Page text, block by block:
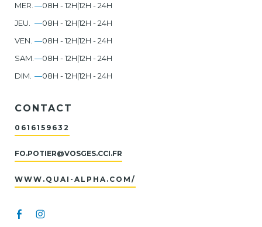
MER.—08H - 12H|12H - 24H
JEU. —08H - 12H|12H - 24H
VEN. —08H - 12H|12H - 24H
SAM.—08H - 12H|12H - 24H
DIM. —08H - 12H|12H - 24H
CONTACT
0616159632
FO.POTIER@VOSGES.CCI.FR
WWW.QUAI-ALPHA.COM/